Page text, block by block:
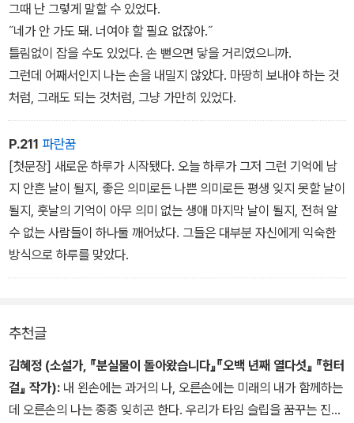
그때 난 그렇게 말할 수 있었다.
˝네가 안 가도 돼. 너여야 할 필요 없잖아.˝
틀림없이 잡을 수도 있었다. 손 뻗으면 닿을 거리였으니까.
그런데 어째서인지 나는 손을 내밀지 않았다. 마땅히 보내야 하는 것
처럼, 그래도 되는 것처럼, 그냥 가만히 있었다.
P.211 파란꿈
[첫문장] 새로운 하루가 시작됐다. 오늘 하루가 그저 그런 기억에 남
지 안흔 날이 될지, 좋은 의미로든 나쁜 의미로든 평생 잊지 못할 날이
될지, 훗날의 기억이 아무 의미 없는 생애 마지막 날이 될지, 전혀 알
수 없는 사람들이 하나둘 깨어났다. 그들은 대부분 자신에게 익숙한
방식으로 하루를 맞았다.
추천글
김혜정 (소설가, 『분실물이 돌아왔습니다』『오백 년째 열다섯』 『헌터
걸』 작가): 내 왼손에는 과거의 나, 오른손에는 미래의 내가 함께하는
데 오른손의 나는 종종 잊히곤 한다. 우리가 타임 슬립을 꿈꾸는 진짜